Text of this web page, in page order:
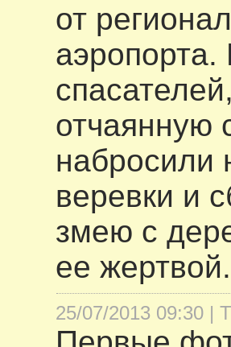
от
отчаянную
набросили
веревки и
змею с
ее жертвой.
25/07/2013 09:30 |